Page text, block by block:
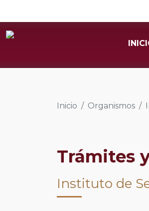
Inicio Organismos
Trámites
Instituto de